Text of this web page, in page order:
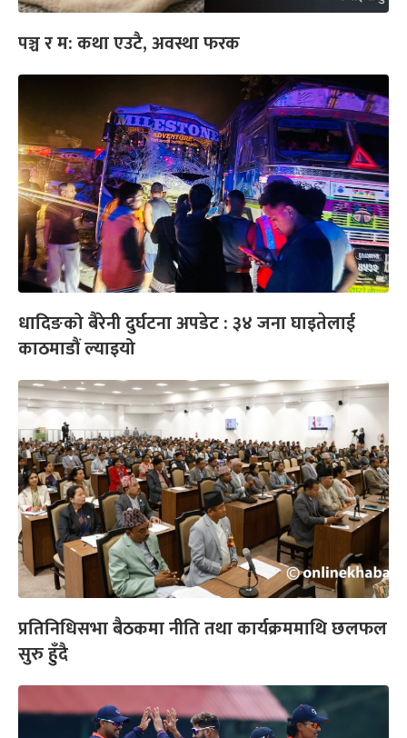
पञ्च र म: कथा एउटै, अवस्था फरक
धादिङको बैरेनी दुर्घटना अपडेट : ३४ जना घाइतेलाई
काठमाडौं ल्याइयो
प्रतिनिधिसभा बैठकमा नीति तथा कार्यक्रममाथि छलफल
सुरु हुँदै